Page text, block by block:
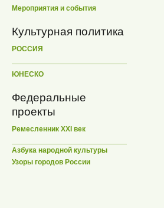
Мероприятия и события
Культурная политика
РОССИЯ
ЮНЕСКО
Федеральные
проекты
Ремесленник XXI век
Азбука народной культуры
Узоры городов России